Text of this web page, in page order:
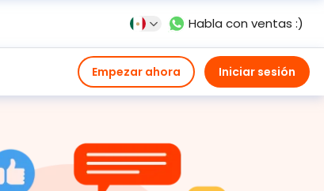
Habla con ventas :)
Empezar ahora Iniciar sesión